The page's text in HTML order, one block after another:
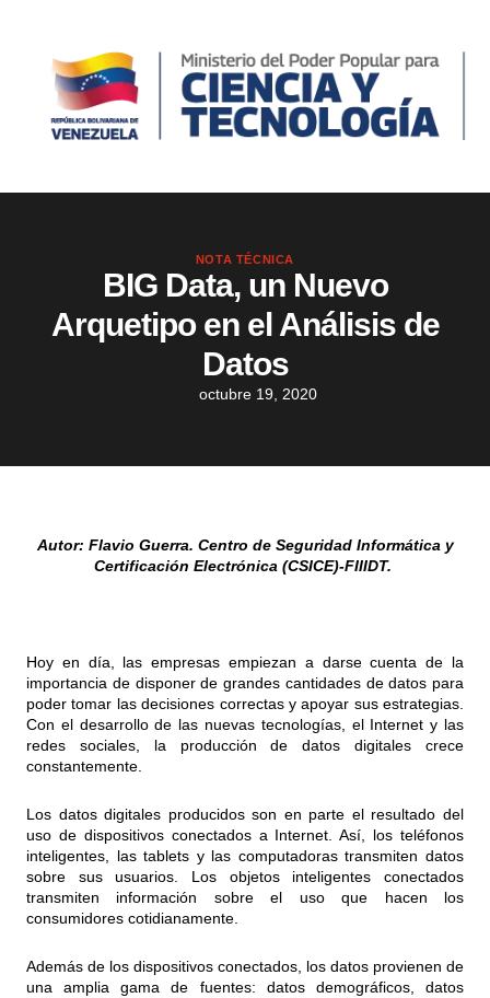
NOTA TÉCNICA
BIG Data, un Nuevo
Arquetipo en el Análisis de
Datos
octubre 19, 2020
Autor: Flavio Guerra. Centro de Seguridad Informática y
Certificación Electrónica (CSICE)-FIIIDT.
Hoy en día, las empresas empiezan a darse cuenta de la
importancia de disponer de grandes cantidades de datos para
poder tomar las decisiones correctas y apoyar sus estrategias.
Con el desarrollo de las nuevas tecnologías, el Internet y las
redes sociales, la producción de datos digitales crece
constantemente.
Los datos digitales producidos son en parte el resultado del
uso de dispositivos conectados a Internet. Así, los teléfonos
inteligentes, las tablets y las computadoras transmiten datos
sobre sus usuarios. Los objetos inteligentes conectados
transmiten información sobre el uso que hacen los
consumidores cotidianamente.
Además de los dispositivos conectados, los datos provienen de
una amplia gama de fuentes: datos demográficos, datos